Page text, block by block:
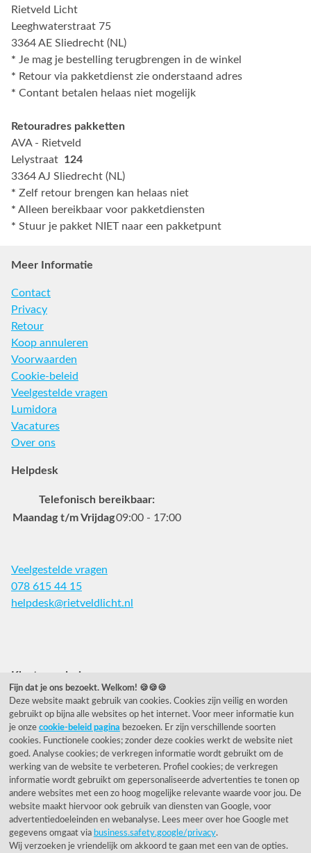
Rietveld Licht
Leeghwaterstraat 75
3364 AE Sliedrecht (NL)
* Je mag je bestelling terugbrengen in de winkel
* Retour via pakketdienst zie onderstaand adres
* Contant betalen helaas niet mogelijk
Retouradres pakketten
AVA - Rietveld
Lelystraat 124
3364 AJ Sliedrecht (NL)
* Zelf retour brengen kan helaas niet
* Alleen bereikbaar voor pakketdiensten
* Stuur je pakket NIET naar een pakketpunt
Meer Informatie
Contact
Privacy
Retour
Koop annuleren
Voorwaarden
Cookie-beleid
Veelgestelde vragen
Lumidora
Vacatures
Over ons
Helpdesk
Telefonisch bereikbaar:
Maandag t/m Vrijdag09:00 - 17:00
Veelgestelde vragen
078 615 44 15
helpdesk@rietveldlicht.nl
Klantwaardering
"Zeer goed" - eKomi.nl
Cijfer: 9.2 (25540 recensies)
Onze nieuwsbrief
Wil je onze nieuwsbrief ontvangen?
Fijn dat je ons bezoekt. Welkom! 🍪🍪🍪
Deze website maakt gebruik van cookies. Cookies zijn veilig en worden
gebruikt op bijna alle websites op het internet. Voor meer informatie kun
je onze cookie-beleid pagina bezoeken. Er zijn verschillende soorten
cookies. Functionele cookies; zonder deze cookies werkt de website niet
goed. Analyse cookies; de verkregen informatie wordt gebruikt om de
werking van de website te verbeteren. Profiel cookies; de verkregen
informatie wordt gebruikt om gepersonaliseerde advertenties te tonen op
andere websites met een zo hoog mogelijke relevante waarde voor jou. De
website maakt hiervoor ook gebruik van diensten van Google, voor
advertentiedoeleinden en webanalyse. Lees meer over hoe Google met
gegevens omgaat via business.safety.google/privacy.
Wij verzoeken je vriendelijk om akkoord te gaan met een van de opties.